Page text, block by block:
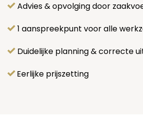
Advies & opvolging door
1 aanspreekpunt voor alle
Duidelijke planning & correcte
Eerlijke prijszetting